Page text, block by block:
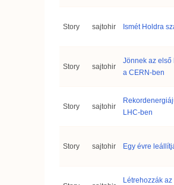
Story sajtohir Ismét Holdra
Story sajtohir
Jönnek az első
a CERN-ben
Story sajtohir
LHC-ben
Story sajtohir Egy évre
Létrehozzák